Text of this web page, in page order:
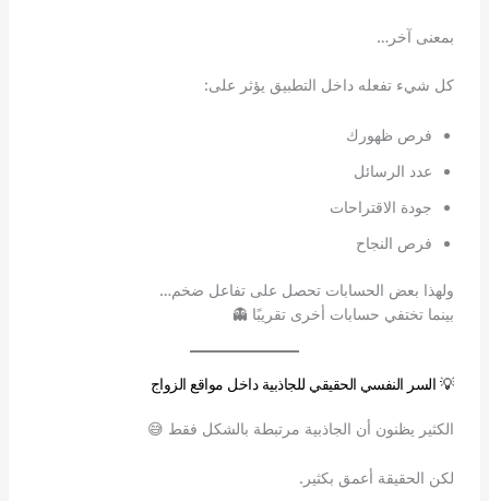
بمعنى آخر…
كل شيء تفعله داخل التطبيق يؤثر على:
فرص ظهورك
عدد الرسائل
جودة الاقتراحات
فرص النجاح
ولهذا بعض الحسابات تحصل على تفاعل ضخم…
بينما تختفي حسابات أخرى تقريبًا 👻
💡 السر النفسي الحقيقي للجاذبية داخل مواقع الزواج
الكثير يظنون أن الجاذبية مرتبطة بالشكل فقط 😅
لكن الحقيقة أعمق بكثير.